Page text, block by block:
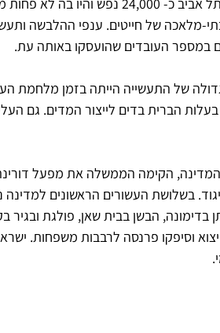
וכן 86 בתי-מלאכה של חייטים. ענפי
במספר העובדים שהועסקו באותה עת.
של התעשייה הייתה בזמן מלחמת
הברית בדים לייצור המדים. גם
הקימה הממשלה את מפעל
בשלושת העשורים הראשונים
בדימונה, הבשן בבית שאן, פולגת ובגיר
וסיפקו פרנסה לרבבות משפחות.